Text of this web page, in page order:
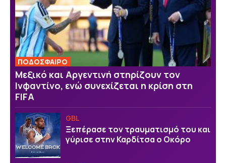
ΠΟΔΟΣΦΑΙΡΟ
Μεξικό και Αργεντινή στηρίζουν τον
Ινφαντίνο, ενώ συνεχίζεται η κρίση στη
FIFA
GBL
Ξεπέρασε τον τραυματισμό του και
γύρισε στην Καρδίτσα ο Οκόρο